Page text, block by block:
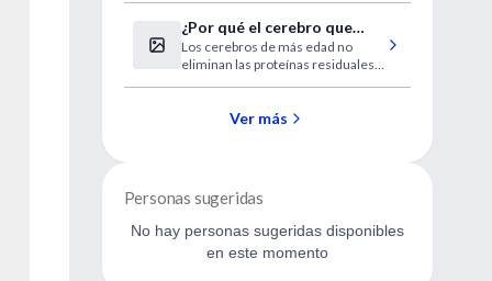
¿Por qué el cerebro que
envejece es más vulnerable
al Alzheimer?
Los cerebros de más edad no
eliminan las proteínas residuales
Ver más
Personas sugeridas
No hay personas sugeridas disponibles
en este momento